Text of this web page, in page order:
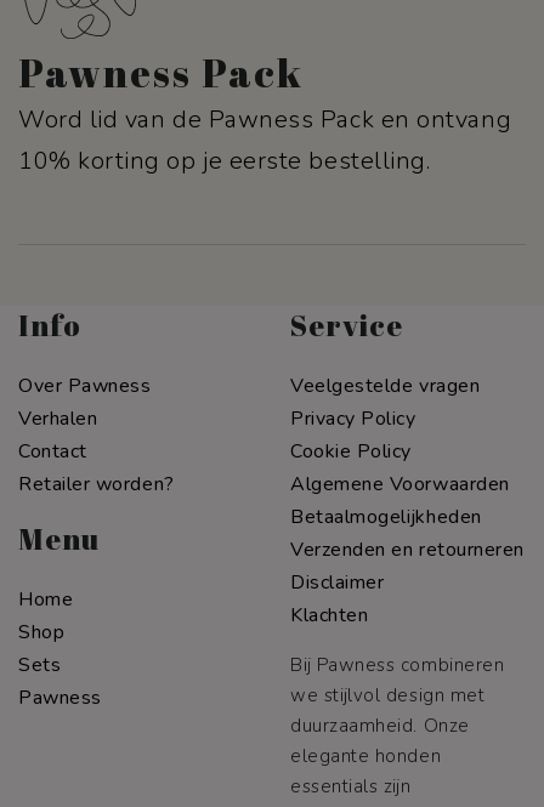
Pawness Pack
Word lid van de Pawness Pack en ontvang
10% korting op je eerste bestelling.
Info
Over Pawness
Verhalen
Contact
Retailer worden?
Menu
Home
Shop
Sets
Pawness
Service
Veelgestelde vragen
Privacy Policy
Cookie Policy
Algemene Voorwaarden
Betaalmogelijkheden
Verzenden en retourneren
Disclaimer
Klachten
Bij Pawness combineren
we stijlvol design met
duurzaamheid. Onze
elegante honden
essentials zijn